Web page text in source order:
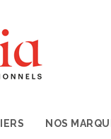
NOS